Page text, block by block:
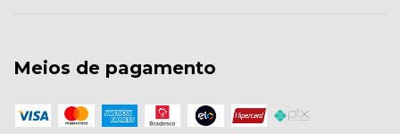
Meios de pagamento